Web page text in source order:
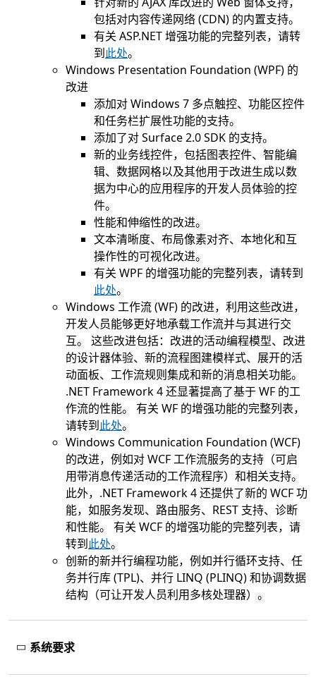
包括对内容传递网络 (CDN) 的内置支持。
有关 ASP.NET 增强功能的完整列表，请转
到此处。
Windows Presentation Foundation (WPF) 的
改进
添加对 Windows 7 多点触控、功能区控件
和任务栏扩展性功能的支持。
添加了对 Surface 2.0 SDK 的支持。
新的业务线控件，包括图表控件、智能编
辑、数据网格以及其他用于改进生成以数
据为中心的应用程序的开发人员体验的控
件。
性能和伸缩性的改进。
文本清晰度、布局像素对齐、本地化和互
操作性的可视化改进。
有关 WPF 的增强功能的完整列表，请转到
此处。
Windows 工作流 (WF) 的改进，利用这些改进，
开发人员能够更好地承载工作流并与其进行交
互。 这些改进包括：改进的活动编程模型、改进
的设计器体验、新的流程图建模样式、展开的活
动面板、工作流规则集成和新的消息相关功能。
.NET Framework 4 还显著提高了基于 WF 的工
作流的性能。 有关 WF 的增强功能的完整列表，
请转到此处。
Windows Communication Foundation (WCF)
的改进，例如对 WCF 工作流服务的支持（可启
用带消息传递活动的工作流程序）和相关支持。
此外，.NET Framework 4 还提供了新的 WCF 功
能，如服务发现、路由服务、REST 支持、诊断
和性能。 有关 WCF 的增强功能的完整列表，请
转到此处。
创新的新并行编程功能，例如并行循环支持、任
务并行库 (TPL)、并行 LINQ (PLINQ) 和协调数据
结构（可让开发人员利用多核处理器）。
系统要求